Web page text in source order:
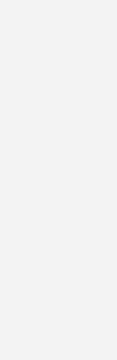
ein
bzw. Erdlager bis
zweiten Person
als 60 ppm
getragen
falls die CO-­